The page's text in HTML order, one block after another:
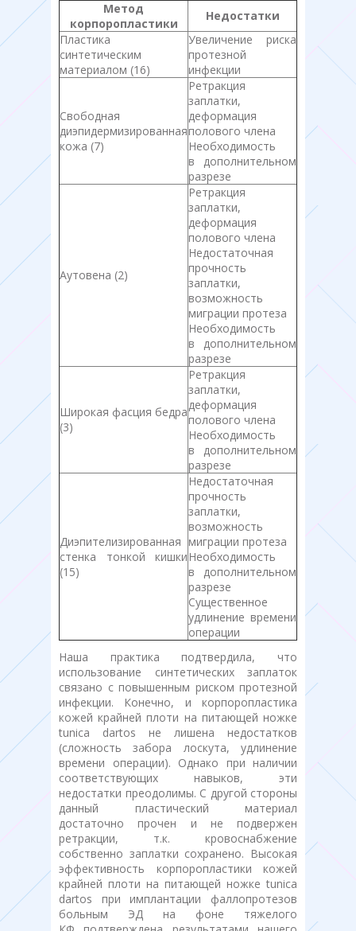
Метод
корпоропластики
Недостатки
Пластика
синтетическим
материалом (16)
Увеличение риска
протезной
инфекции
Свободная
диэпидермизированная
кожа (7)
Ретракция
заплатки,
деформация
полового члена
Необходимость
в дополнительном
разрезе
Аутовена (2)
Ретракция
заплатки,
деформация
полового члена
Недостаточная
прочность
заплатки,
возможность
миграции протеза
Необходимость
в дополнительном
разрезе
Широкая фасция бедра
(3)
Ретракция
заплатки,
деформация
полового члена
Необходимость
в дополнительном
разрезе
Диэпителизированная
стенка тонкой кишки
(15)
Недостаточная
прочность
заплатки,
возможность
миграции протеза
Необходимость
в дополнительном
разрезе
Существенное
удлинение времени
операции
Наша практика подтвердила, что
использование синтетических заплаток
связано с повышенным риском протезной
инфекции. Конечно, и корпоропластика
кожей крайней плоти на питающей ножке
tunica dartos не лишена недостатков
(сложность забора лоскута, удлинение
времени операции). Однако при наличии
соответствующих навыков, эти
недостатки преодолимы. С другой стороны
данный пластический материал
достаточно прочен и не подвержен
ретракции, т.к. кровоснабжение
собственно заплатки сохранено. Высокая
эффективность корпоропластики кожей
крайней плоти на питающей ножке tunica
dartos при имплантации фаллопротезов
больным ЭД на фоне тяжелого